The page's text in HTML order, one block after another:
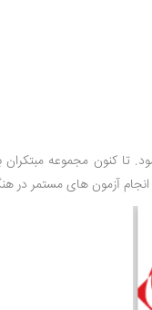
آزمون های مستمر در